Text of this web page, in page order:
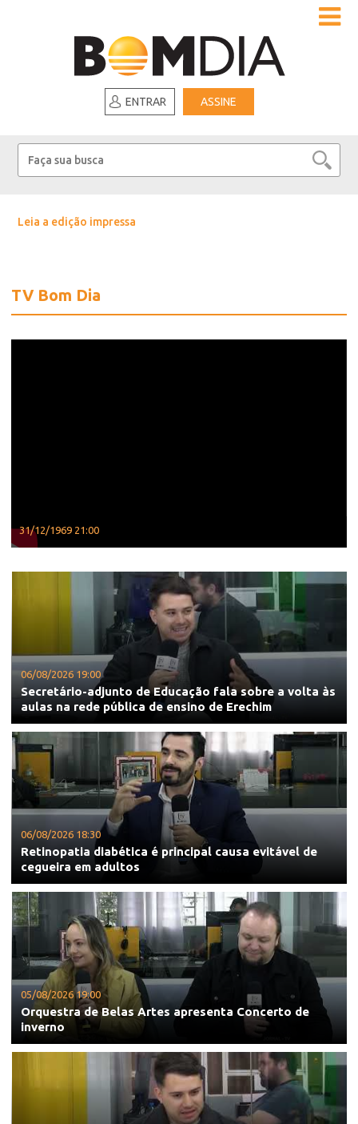
ENTRAR ASSINE
Leia a edição impressa
TV Bom Dia
31/12/1969 21:00
06/08/2026 19:00
Secretário-adjunto de Educação fala sobre a volta às
aulas na rede pública de ensino de Erechim
06/08/2026 18:30
Retinopatia diabética é principal causa evitável de
cegueira em adultos
05/08/2026 19:00
Orquestra de Belas Artes apresenta Concerto de
inverno